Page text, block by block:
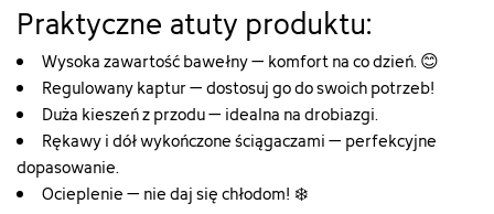
Praktyczne atuty produktu:
Wysoka zawartość bawełny – komfort na co dzień. 😊
Regulowany kaptur – dostosuj go do swoich potrzeb!
Duża kieszeń z przodu – idealna na drobiazgi.
Rękawy i dół wykończone ściągaczami – perfekcyjne
dopasowanie.
Ocieplenie – nie daj się chłodom! ❄️